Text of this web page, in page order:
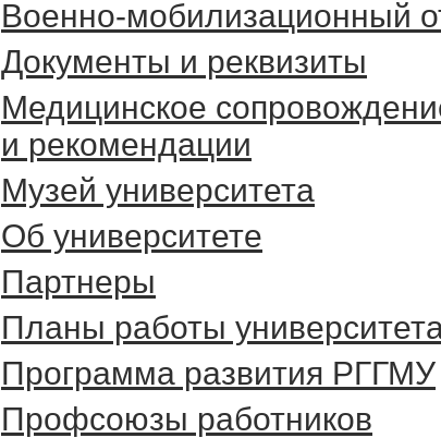
Военно-мобилизационный
Документы и реквизиты
Медицинское
и рекомендации
Музей университета
Об университете
Партнеры
Планы работы
Программа развития РГГМУ
Профсоюзы работников